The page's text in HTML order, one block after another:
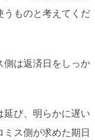
うものと考えてくだ
側は返済日をしっか
延び、明らかに遅い
ス側が求めた期日